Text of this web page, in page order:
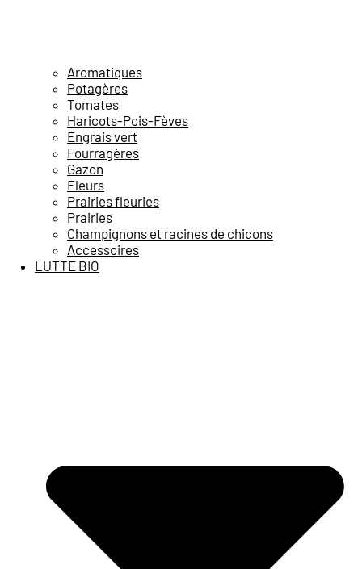
Aromatiques
Potagères
Tomates
Haricots-Pois-Fèves
Engrais vert
Fourragères
Gazon
Fleurs
Prairies fleuries
Prairies
Champignons et racines de chicons
Accessoires
LUTTE BIO